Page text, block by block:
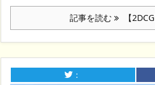
記事を読む 【2DCG
：